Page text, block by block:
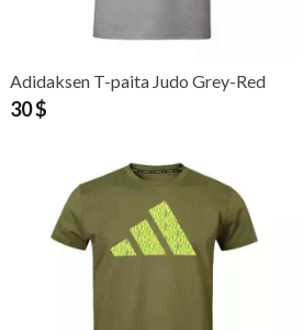
Adidaksen T-paita Judo Grey-Red
30 $